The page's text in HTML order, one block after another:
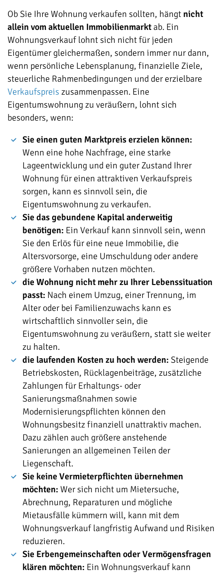
Ob Sie Ihre Wohnung verkaufen sollten, hängt nicht
allein vom aktuellen Immobilienmarkt ab. Ein
Wohnungsverkauf lohnt sich nicht für jeden
Eigentümer gleichermaßen, sondern immer nur dann,
wenn persönliche Lebensplanung, finanzielle Ziele,
steuerliche Rahmenbedingungen und der erzielbare
Verkaufspreis zusammenpassen. Eine
Eigentumswohnung zu veräußern, lohnt sich
besonders, wenn:
Sie einen guten Marktpreis erzielen können:
Wenn eine hohe Nachfrage, eine starke
Lageentwicklung und ein guter Zustand Ihrer
Wohnung für einen attraktiven Verkaufspreis
sorgen, kann es sinnvoll sein, die
Eigentumswohnung zu verkaufen.
Sie das gebundene Kapital anderweitig
benötigen: Ein Verkauf kann sinnvoll sein, wenn
Sie den Erlös für eine neue Immobilie, die
Altersvorsorge, eine Umschuldung oder andere
größere Vorhaben nutzen möchten.
die Wohnung nicht mehr zu Ihrer Lebenssituation
passt: Nach einem Umzug, einer Trennung, im
Alter oder bei Familienzuwachs kann es
wirtschaftlich sinnvoller sein, die
Eigentumswohnung zu veräußern, statt sie weiter
zu halten.
die laufenden Kosten zu hoch werden: Steigende
Betriebskosten, Rücklagenbeiträge, zusätzliche
Zahlungen für Erhaltungs- oder
Sanierungsmaßnahmen sowie
Modernisierungspflichten können den
Wohnungsbesitz finanziell unattraktiv machen.
Dazu zählen auch größere anstehende
Sanierungen an allgemeinen Teilen der
Liegenschaft.
Sie keine Vermieterpflichten übernehmen
möchten: Wer sich nicht um Mietersuche,
Abrechnung, Reparaturen und mögliche
Mietausfälle kümmern will, kann mit dem
Wohnungsverkauf langfristig Aufwand und Risiken
reduzieren.
Sie Erbengemeinschaften oder Vermögensfragen
klären möchten: Ein Wohnungsverkauf kann